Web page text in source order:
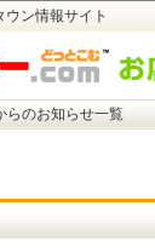
ン情報サイト
らのお知らせ一覧